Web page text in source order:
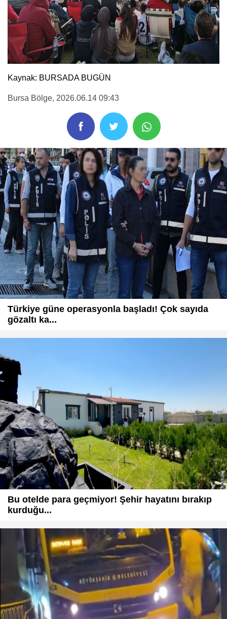
Kaynak: BURSADA BUGÜN
Bursa Bölge, 2026.06.14 09:43
Türkiye güne operasyonla başladı! Çok sayıda
gözaltı ka...
Bu otelde para geçmiyor! Şehir hayatını bırakıp
kurduğu...